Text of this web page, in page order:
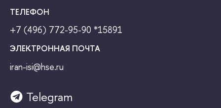
ТЕЛЕФОН
+7 (496) 772-95-90 *15891
ЭЛЕКТРОННАЯ ПОЧТА
iran-isi@hse.ru
Telegram